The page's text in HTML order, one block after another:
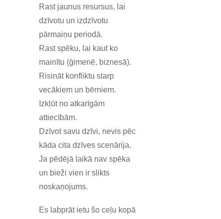
Rast jaunus resursus, lai
dzīvotu un izdzīvotu
pārmaiņu periodā.
Rast spēku, lai kaut ko
mainītu (ģimenē, biznesā).
Risināt konfliktu starp
vecākiem un bērniem.
Izkļūt no atkarīgām
attiecībām.
Dzīvot savu dzīvi, nevis pēc
kāda cita dzīves scenārija.
Ja pēdējā laikā nav spēka
un bieži vien ir slikts
noskaņojums.
Es labprāt ietu šo ceļu kopā